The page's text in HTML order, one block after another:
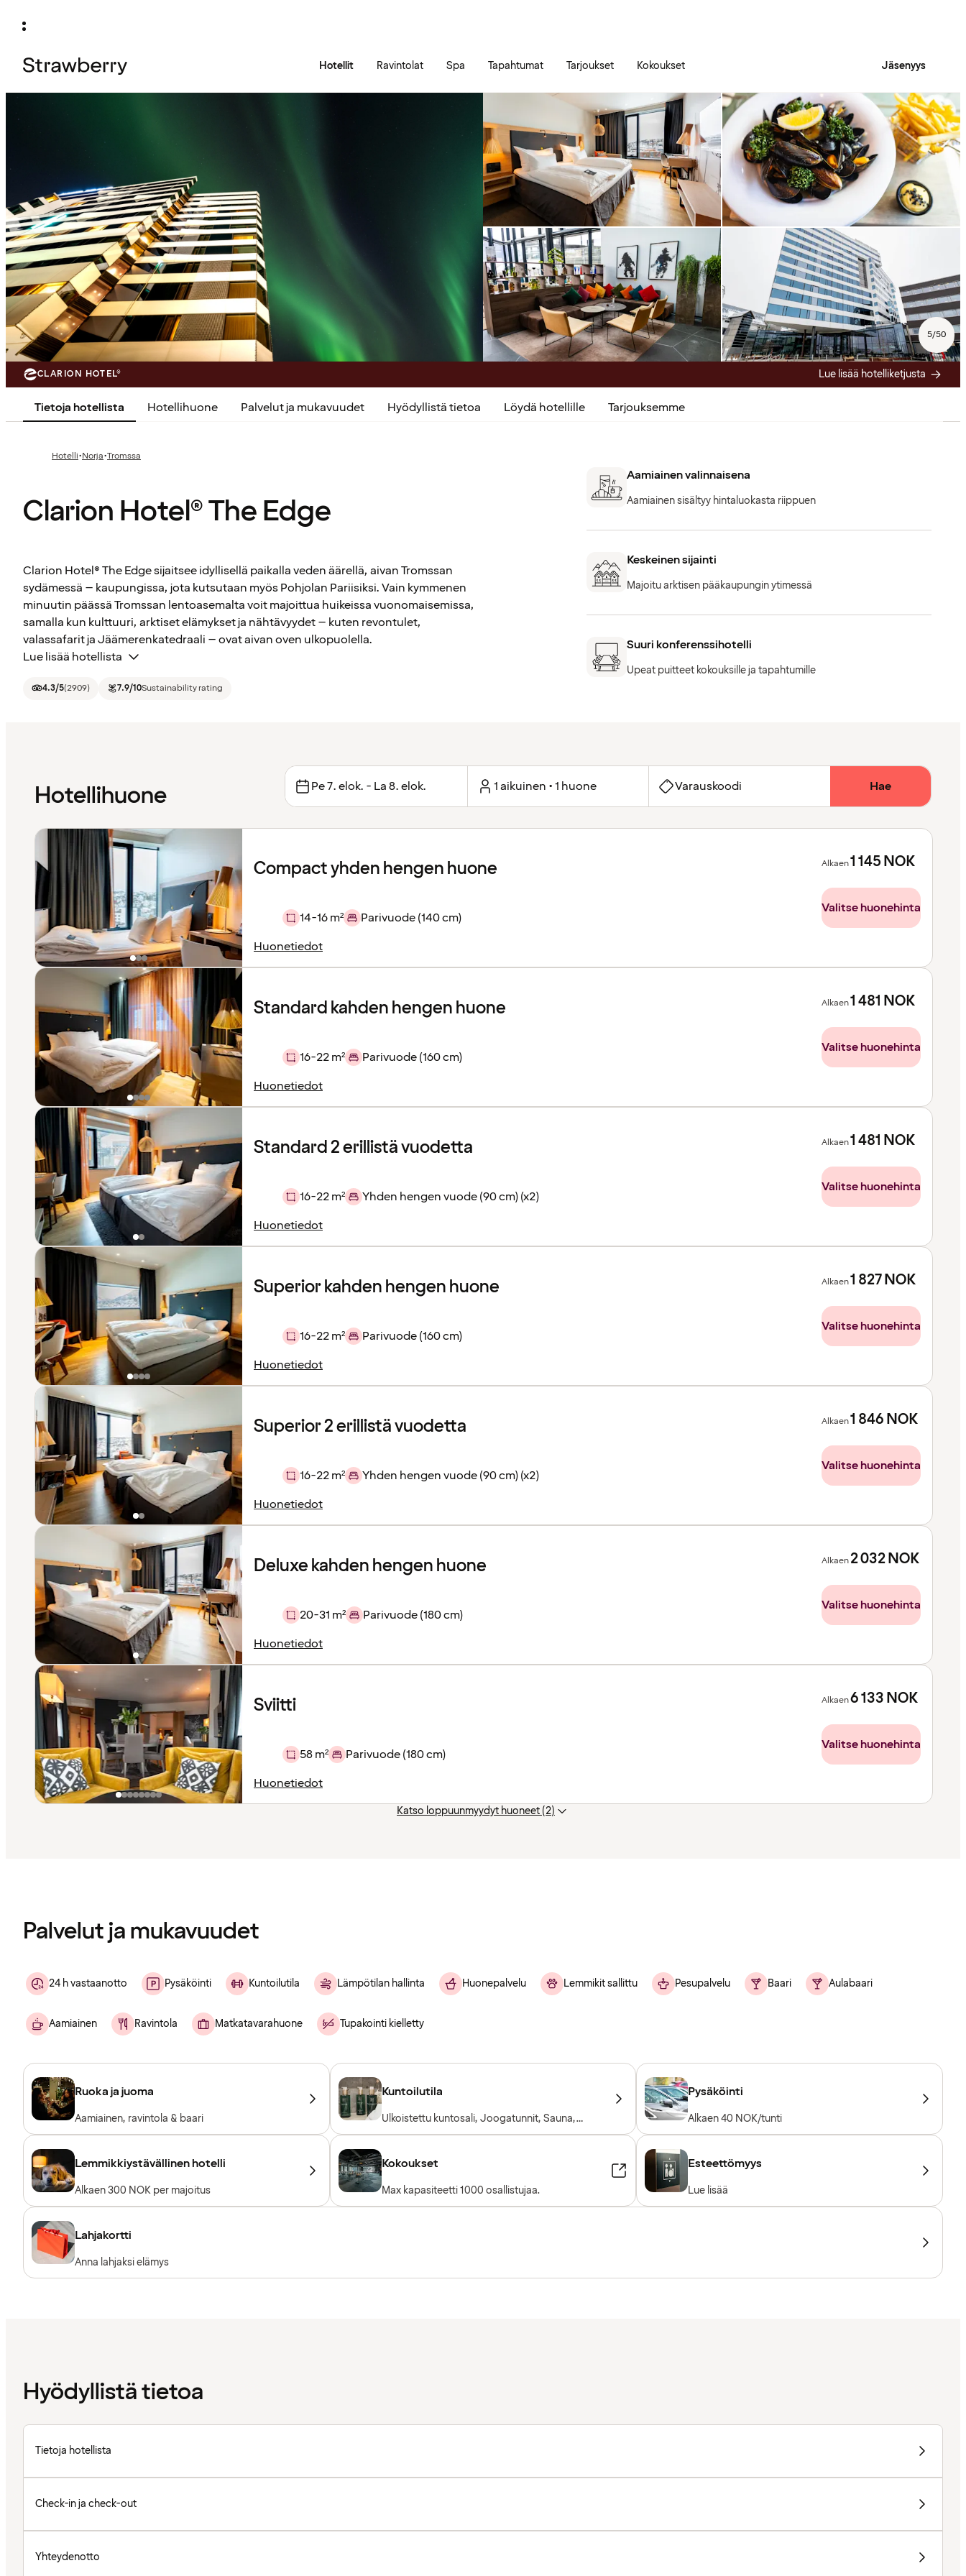
Hotellit Ravintolat Spa Tapahtumat Tarjoukset Kokoukset Jäsenyys
5/50
CLARION HOTEL® Lue lisää hotelliketjusta
Tietoja hotellista Hotellihuone Palvelut ja mukavuudet Hyödyllistä tietoa Löydä hotellille Tarjouksemme
Hotelli·Norja·Tromssa
Clarion Hotel® The Edge
Clarion Hotel® The Edge sijaitsee idyllisellä paikalla veden äärellä, aivan Tromssan
sydämessä – kaupungissa, jota kutsutaan myös Pohjolan Pariisiksi. Vain kymmenen
minuutin päässä Tromssan lentoasemalta voit majoittua huikeissa vuonomaisemissa,
samalla kun kulttuuri, arktiset elämykset ja nähtävyydet – kuten revontulet,
valassafarit ja Jäämerenkatedraali – ovat aivan oven ulkopuolella.
Lue lisää hotellista
4.3/5(2909) 7.9/10Sustainability rating
Aamiainen valinnaisena
Aamiainen sisältyy hintaluokasta riippuen
Keskeinen sijainti
Majoitu arktisen pääkaupungin ytimessä
Suuri konferenssihotelli
Upeat puitteet kokouksille ja tapahtumille
Hotellihuone Pe 7. elok. - La 8. elok. 1 aikuinen • 1 huone Varauskoodi Hae
Compact yhden hengen huone
14-16 m²
Parivuode (140 cm)
Huonetiedot
Alkaen1 145NOK
Valitse huonehinta
Standard kahden hengen huone
16-22 m²
Parivuode (160 cm)
Huonetiedot
Alkaen1 481 NOK
Valitse huonehinta
Standard 2 erillistä vuodetta
16-22 m²
Yhden hengen vuode (90 cm) (x2)
Huonetiedot
Alkaen1 481 NOK
Valitse huonehinta
Superior kahden hengen huone
16-22 m²
Parivuode (160 cm)
Huonetiedot
Alkaen1 827NOK
Valitse huonehinta
Superior 2 erillistä vuodetta
16-22 m²
Yhden hengen vuode (90 cm) (x2)
Huonetiedot
Alkaen1 846NOK
Valitse huonehinta
Deluxe kahden hengen huone
20-31 m²
Parivuode (180 cm)
Huonetiedot
Alkaen2 032NOK
Valitse huonehinta
Sviitti
58 m²
Parivuode (180 cm)
Huonetiedot
Alkaen6 133NOK
Valitse huonehinta
Katso loppuunmyydyt huoneet (2)
Palvelut ja mukavuudet
24 h vastaanotto Pysäköinti Kuntoilutila Lämpötilan hallinta Huonepalvelu Lemmikit sallittu Pesupalvelu Baari Aulabaari
Aamiainen Ravintola Matkatavarahuone Tupakointi kielletty
Ruoka ja juoma
Aamiainen, ravintola & baari
Kuntoilutila
Ulkoistettu kuntosali, Joogatunnit, Sauna,
Treenitunteja, PT-ohjaaja, Kuntosali avoinna
Vapaapainot, Sisäänpääsy sisältyy
hotellivieraille
Pysäköinti
Alkaen 40 NOK/tunti
Lemmikkiystävällinen hotelli
Alkaen 300 NOK per majoitus
Kokoukset
Max kapasiteetti 1000 osallistujaa.
Esteettömyys
Lue lisää
Lahjakortti
Anna lahjaksi elämys
Hyödyllistä tietoa
Tietoja hotellista
Check-in ja check-out
Yhteydenotto